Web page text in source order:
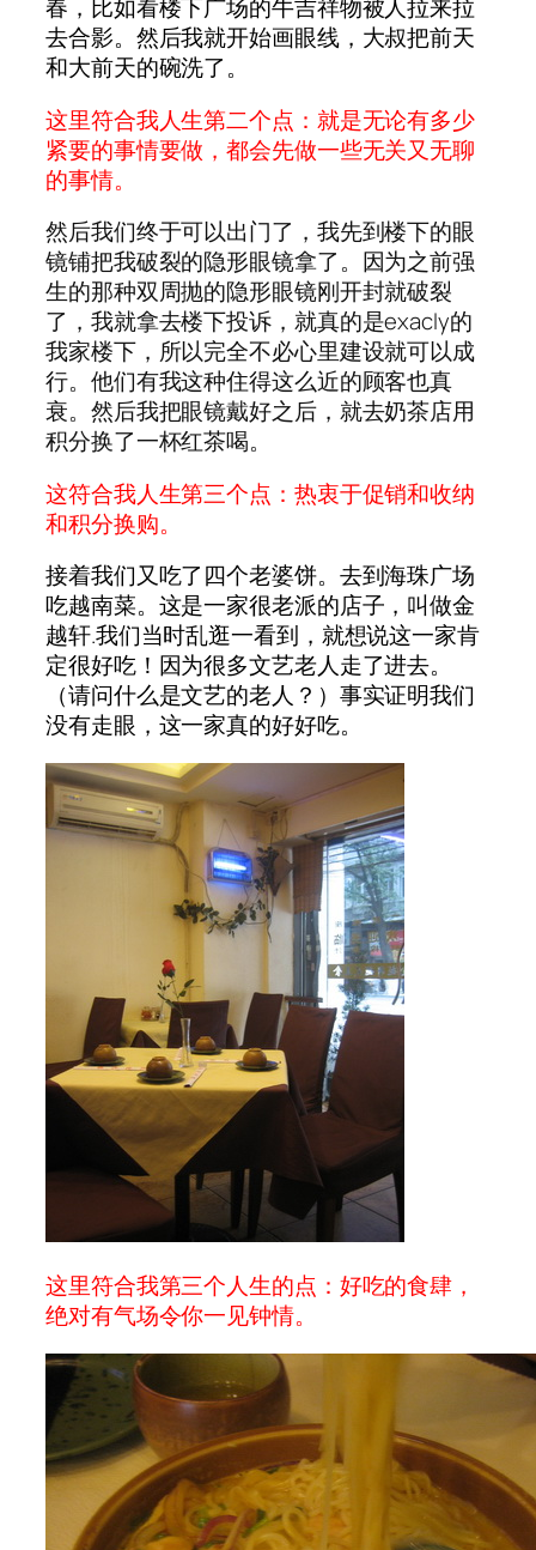
春，比如看楼下广场的牛吉祥物被人拉来拉
去合影。然后我就开始画眼线，大叔把前天
和大前天的碗洗了。
这里符合我人生第二个点：就是无论有多少
紧要的事情要做，都会先做一些无关又无聊
的事情。
然后我们终于可以出门了，我先到楼下的眼
镜铺把我破裂的隐形眼镜拿了。因为之前强
生的那种双周抛的隐形眼镜刚开封就破裂
了，我就拿去楼下投诉，就真的是exacly的
我家楼下，所以完全不必心里建设就可以成
行。他们有我这种住得这么近的顾客也真
衰。然后我把眼镜戴好之后，就去奶茶店用
积分换了一杯红茶喝。
这符合我人生第三个点：热衷于促销和收纳
和积分换购。
接着我们又吃了四个老婆饼。去到海珠广场
吃越南菜。这是一家很老派的店子，叫做金
越轩.我们当时乱逛一看到，就想说这一家肯
定很好吃！因为很多文艺老人走了进去。
（请问什么是文艺的老人？）事实证明我们
没有走眼，这一家真的好好吃。
这里符合我第三个人生的点：好吃的食肆，
绝对有气场令你一见钟情。